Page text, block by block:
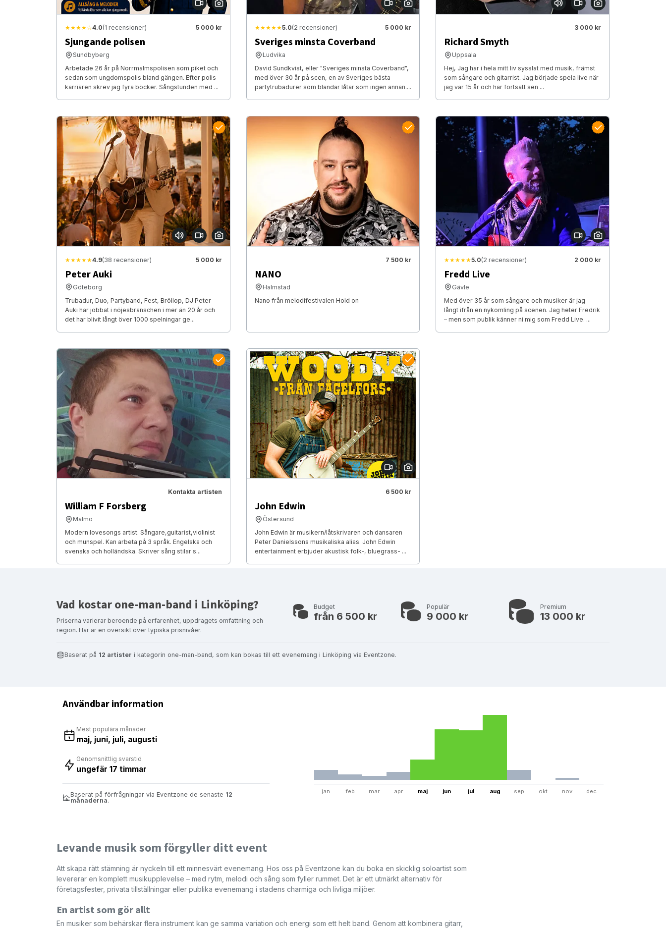
★★★★☆4.0(1 recensioner) 5 000 kr
Sjungande polisen
Sundbyberg
Arbetade 26 år på Norrmalmspolisen som piket och
sedan som ungdomspolis bland gängen. Efter polis
karriären skrev jag fyra böcker. Sångstunden med ...
★★★★★5.0(2 recensioner) 5 000 kr
Sveriges minsta Coverband
Ludvika
David Sundkvist, eller "Sveriges minsta Coverband",
med över 30 år på scen, en av Sveriges bästa
partytrubadurer som blandar låtar som ingen annan....
3 000 kr
Richard Smyth
Uppsala
Hej, Jag har i hela mitt liv sysslat med musik, främst
som sångare och gitarrist. Jag började spela live när
jag var 15 år och har fortsatt sen ...
★★★★★4.9(38 recensioner) 5 000 kr
Peter Auki
Göteborg
Trubadur, Duo, Partyband, Fest, Bröllop, DJ Peter
Auki har jobbat i nöjesbranschen i mer än 20 år och
det har blivit långt över 1000 spelningar ge...
7 500 kr
NANO
Halmstad
Nano från melodifestivalen Hold on
★★★★★5.0(2 recensioner) 2 000 kr
Fredd Live
Gävle
Med över 35 år som sångare och musiker är jag
långt ifrån en nykomling på scenen. Jag heter Fredrik
– men som publik känner ni mig som Fredd Live. ...
Kontakta artisten
William F Forsberg
Malmö
Modern lovesongs artist. Sångare,guitarist,violinist
och munspel. Kan arbeta på 3 språk. Engelska och
svenska och holländska. Skriver sång stilar s...
6 500 kr
John Edwin
Östersund
John Edwin är musikern/låtskrivaren och dansaren
Peter Danielssons musikaliska alias. John Edwin
entertainment erbjuder akustisk folk-, bluegrass- ...
Vad kostar one-man-band i Linköping?
Priserna varierar beroende på erfarenhet, uppdragets omfattning och
region. Här är en översikt över typiska prisnivåer.
Budget
från 6 500 kr
Populär
9 000 kr
Premium
13 000 kr
Baserat på 12 artister i kategorin one-man-band, som kan bokas till ett evenemang i Linköping via Eventzone.
Användbar information
Mest populära månader
maj, juni, juli, augusti
Genomsnittlig svarstid
ungefär 17 timmar
Baserat på förfrågningar via Eventzone de senaste 12
månaderna.
jan feb mar apr maj jun jul aug sep okt nov dec
Levande musik som förgyller ditt event
Att skapa rätt stämning är nyckeln till ett minnesvärt evenemang. Hos oss på Eventzone kan du boka en skicklig soloartist som
levererar en komplett musikupplevelse – med rytm, melodi och sång som fyller rummet. Det är ett utmärkt alternativ för
företagsfester, privata tillställningar eller publika evenemang i stadens charmiga och livliga miljöer.
En artist som gör allt
En musiker som behärskar flera instrument kan ge samma variation och energi som ett helt band. Genom att kombinera gitarr,